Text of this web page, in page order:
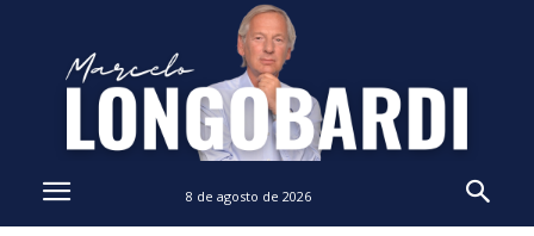
8 de agosto de 2026